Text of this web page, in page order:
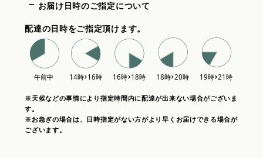
お届け日時のご指定について
配達の日時をご指定頂けます。
※天候などの事情により指定時間内に配達が出来ない場合がございま
す。
※お急ぎの場合は、日時指定がない方がより早くお届けできる場合が
ございます。